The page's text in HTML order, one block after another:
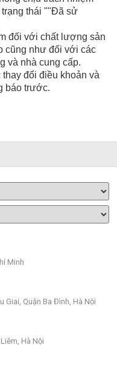
trạng thái ""Đã sử
đối với chất lượng sản
cũng như đối với các
và nhà cung cấp.
đổi điều khoản và
báo trước.
Minh
Giai, Quận Ba Đình, Hà Nội
Hà Nội